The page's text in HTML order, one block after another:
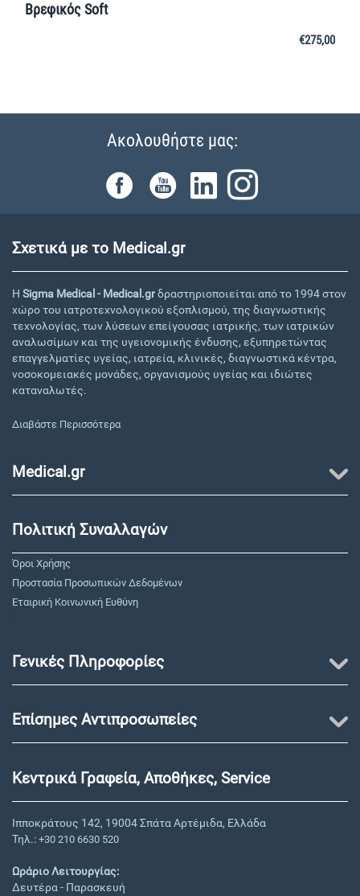
Βρεφικός Soft
€275,00
Ακολουθήστε μας:
Σχετικά με το Medical.gr
Η Sigma Medical - Medical.grδραστηριοποιείται από το 1994 στον
χώρο του ιατροτεχνολογικού εξοπλισμού, της διαγνωστικής
τεχνολογίας, των λύσεων επείγουσας ιατρικής, των ιατρικών
αναλωσίμων και της υγειονομικής ένδυσης, εξυπηρετώντας
επαγγελματίες υγείας, ιατρεία, κλινικές, διαγνωστικά κέντρα,
νοσοκομειακές μονάδες, οργανισμούς υγείας και ιδιώτες
καταναλωτές.
Διαβάστε Περισσότερα
Medical.gr
Πολιτική Συναλλαγών
Όροι Χρήσης
Προστασία Προσωπικών Δεδομένων
Εταιρική Κοινωνική Ευθύνη
"
Γενικές Πληροφορίες
Επίσημες Αντιπροσωπείες
Κεντρικά Γραφεία, Αποθήκες, Service
Ιπποκράτους 142, 19004 Σπάτα Αρτέμιδα, Ελλάδα
Τηλ.: +30 210 6630 520
Ωράριο Λειτουργίας:
Δευτέρα - Παρασκευή